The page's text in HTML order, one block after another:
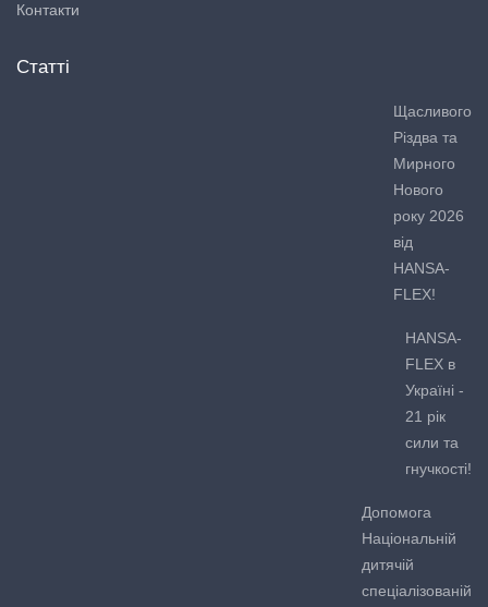
Контакти
Статті
Щасливого
Різдва та
Мирного
Нового
року 2026
від
HANSA-
FLEX!
HANSA-
FLEX в
Україні -
21 рік
сили та
гнучкості!
Допомога
Національній
дитячій
спеціалізованій